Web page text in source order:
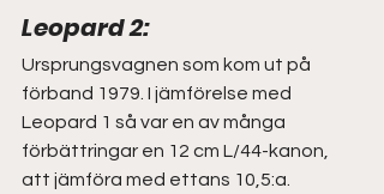
Leopard 2:
Ursprungsvagnen som kom ut på
förband 1979. I jämförelse med
Leopard 1 så var en av många
förbättringar en 12 cm L/44-kanon,
att jämföra med ettans 10,5:a.